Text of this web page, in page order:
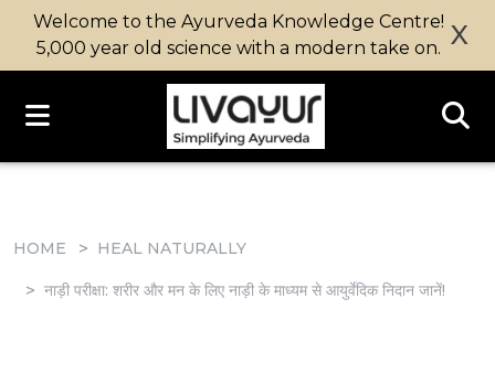
Welcome to the Ayurveda Knowledge Centre!
5,000 year old science with a modern take on. X
HOME HEAL NATURALLY
नाड़ी परीक्षा: शरीर और मन के लिए नाड़ी के माध्यम से आयुर्वेदिक निदान जानें!